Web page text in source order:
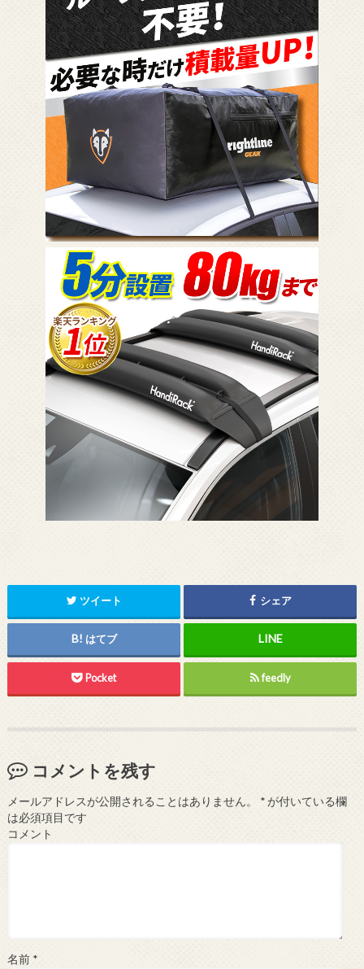
ツイート シェア
はてブ
Pocket feedly
コメントを残す
メールアドレスが公開されることはありません。 *が付いている欄
は必須項目です
コメント
名前 *